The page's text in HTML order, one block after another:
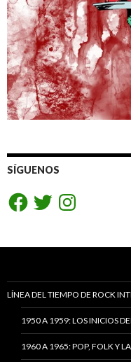
SÍGUENOS
FacebookTwitterInstagram
LÍNEA DEL TIEMPO DE ROCK
1950 A 1959: LOS INICIOS
1960 A 1965: POP, FOLK Y